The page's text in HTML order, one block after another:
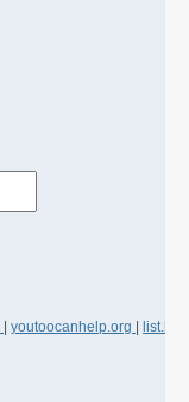
youtoocanhelp.org list.ly